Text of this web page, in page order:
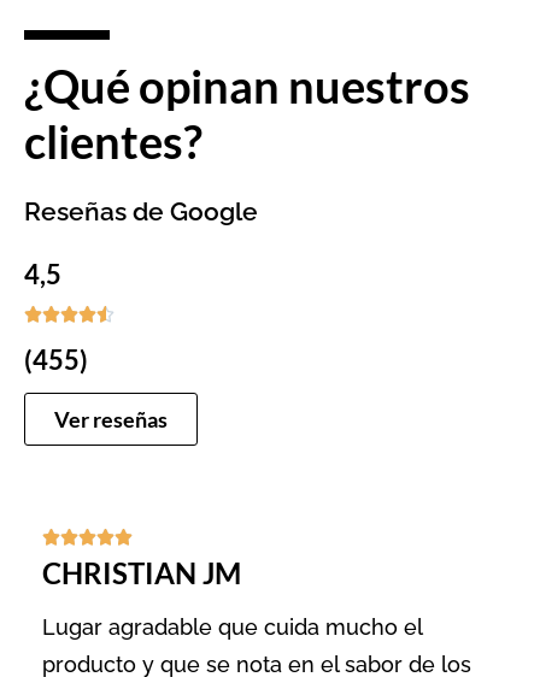
¿Qué opinan nuestros
clientes?
Reseñas de Google
4,5

(455)
Ver reseñas

CHRISTIAN JM
Lugar agradable que cuida mucho el
producto y que se nota en el sabor de los